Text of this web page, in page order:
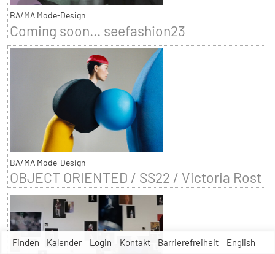
Finden Kalender Login Kontakt Barrierefreiheit English
BA/MA Mode-Design
Coming soon... seefashion23
BA/MA Mode-Design
OBJECT ORIENTED / SS22 / Victoria Rost